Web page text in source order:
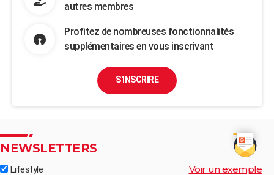
autres membres
Profitez de nombreuses fonctionnalités
supplémentaires en vous inscrivant
S'INSCRIRE
NEWSLETTERS
Lifestyle Voir un exemple